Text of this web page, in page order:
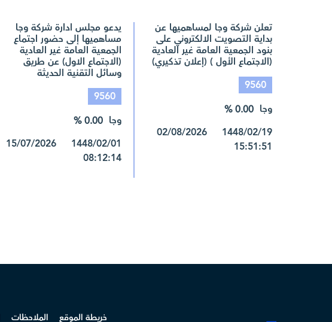
تعلن شركة وجا لمساهميها عن
بداية التصويت الالكتروني على
بنود الجمعية العامة غير العادية
(الاجتماع الأول ) (إعلان تذكيري)
9560
وجا 0.00 %
1448/02/19 02/08/2026
15:51:51
يدعو مجلس ادارة شركة وجا
مساهميها إلى حضور اجتماع
الجمعية العامة غير العادية
(الاجتماع الاول) عن طريق
وسائل التقنية الحديثة
9560
وجا 0.00 %
1448/02/01 15/07/2026
08:12:14
خريطة الموقع الملاحظات